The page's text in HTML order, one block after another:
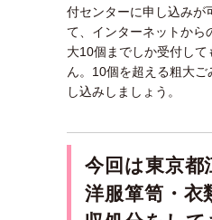
付センターに申し込みが
て、インターネットから
大10個までしか受付し
ん。10個を超える粗大
し込みしましょう。
今回は東京都
洋服箪笥・衣